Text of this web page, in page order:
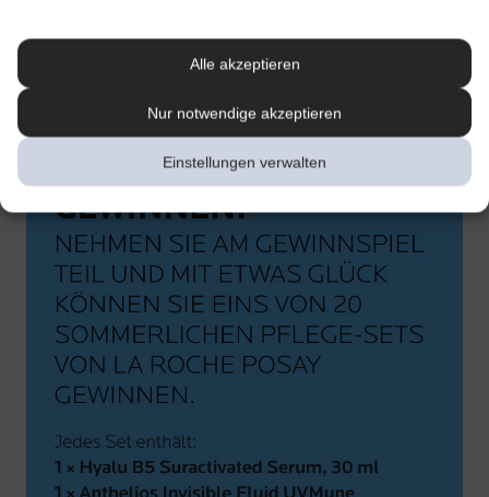
Alle akzeptieren
Nur notwendige akzeptieren
Einstellungen verwalten